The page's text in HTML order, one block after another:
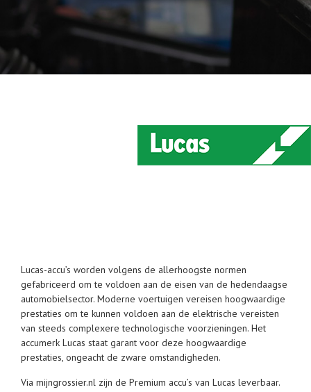
Lucas-accu’s worden volgens de allerhoogste normen
gefabriceerd om te voldoen aan de eisen van de hedendaagse
automobielsector. Moderne voertuigen vereisen hoogwaardige
prestaties om te kunnen voldoen aan de elektrische vereisten
van steeds complexere technologische voorzieningen. Het
accumerk Lucas staat garant voor deze hoogwaardige
prestaties, ongeacht de zware omstandigheden.
Via mijngrossier.nl zijn de Premium accu’s van Lucas leverbaar.